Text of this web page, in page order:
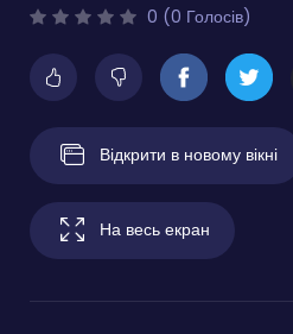
0 (0 Голосів)
Відкрити в новому вікні
На весь екран